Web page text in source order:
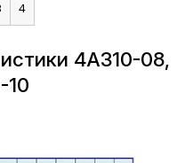
4
4A310-08,
10